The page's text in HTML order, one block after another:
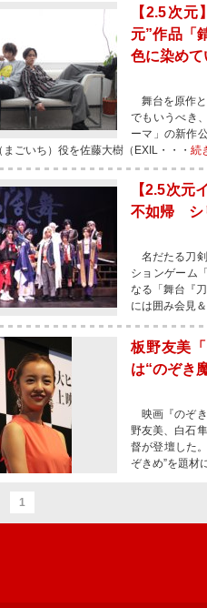
【2.5次
元”作品「
色に染めて
舞台を原作と
でもいうべき
ーマ」の新作
ごいち）役を佐藤大樹（EXIL・・・ 続
【2.5次元
不如帰 シ
名だたる刀剣
ションゲーム
なる「舞台『
には囲み会見
板野友美
は“のぞき
映画『のぞき
野友美、白石
督が登壇した
ぞきめ”を題
1